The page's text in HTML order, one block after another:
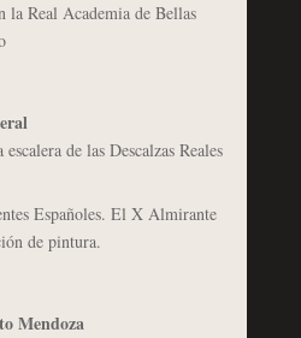
la Real Academia de Bellas
de las Descalzas Reales
Españoles. El X Almirante
de pintura.
Mendoza